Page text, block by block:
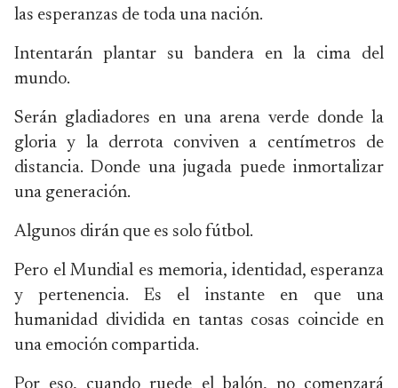
las esperanzas de toda una nación.
Intentarán plantar su bandera en la cima del
mundo.
Serán gladiadores en una arena verde donde la
gloria y la derrota conviven a centímetros de
distancia. Donde una jugada puede inmortalizar
una generación.
Algunos dirán que es solo fútbol.
Pero el Mundial es memoria, identidad, esperanza
y pertenencia. Es el instante en que una
humanidad dividida en tantas cosas coincide en
una emoción compartida.
Por eso, cuando ruede el balón, no comenzará